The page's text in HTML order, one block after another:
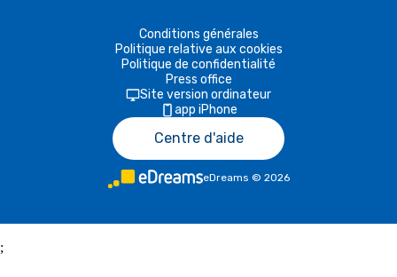
Conditions générales
Politique relative aux cookies
Politique de confidentialité
Press office
Site version ordinateur
app iPhone
Centre d'aide
eDreams © 2026
;